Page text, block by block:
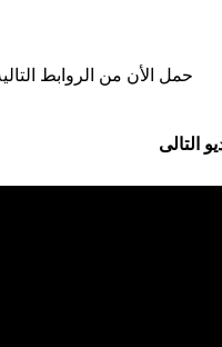
حمل الأن من الروابط
التالى